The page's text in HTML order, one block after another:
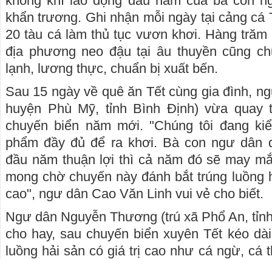
khẩn trương. Ghi nhận mỗi ngày tại cảng cá
20 tàu cá làm thủ tục vươn khơi. Hàng
địa phương neo đậu tại âu thuyền cũng
lạnh, lương thực, chuẩn bị xuất bến.
Sau 15 ngày về quê ăn Tết cùng gia đình,
huyện Phù Mỹ, tỉnh Bình Định) vừa
chuyến biển năm mới. "Chúng tôi đang
phẩm đầy đủ để ra khơi. Bà con ngư dân
đầu năm thuận lợi thì cả năm đó sẽ may
mong chờ chuyến này đánh bắt trúng
cao", ngư dân Cao Văn Linh vui vẻ cho biết.
Ngư dân Nguyễn Thương (trú xã Phổ An,
cho hay, sau chuyến biển xuyên Tết kéo
luồng hải sản có giá trị cao như cá ngừ, cá